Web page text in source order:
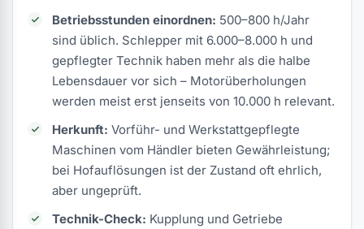
Betriebsstunden einordnen: 500–800 h/Jahr
sind üblich. Schlepper mit 6.000–8.000 h und
gepflegter Technik haben mehr als die halbe
Lebensdauer vor sich – Motorüberholungen
werden meist erst jenseits von 10.000 h relevant.
Herkunft: Vorführ- und Werkstattgepflegte
Maschinen vom Händler bieten Gewährleistung;
bei Hofauflösungen ist der Zustand oft ehrlich,
aber ungeprüft.
Technik-Check: Kupplung und Getriebe